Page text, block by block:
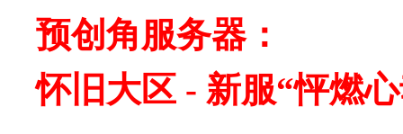
预创角服务器：
怀旧大区 - 新服“怦燃